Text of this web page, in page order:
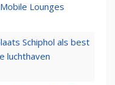
Lounges
Schiphol als best
luchthaven